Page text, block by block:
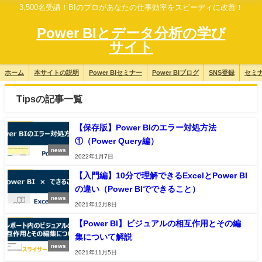
3,500名受講！BIのプロがあなたの仕事効率をスピーディに改善！
Power BIとデータ分析の学び
サイト
ホーム 本サイトの説明 Power BIセミナー Power BIブログ SNS登録 セミ
Tipsの記事一覧
news
【保存版】Power BIのエラー対処方法
①（Power Query編）
2022年1月7日
news
【入門編】10分で理解できるExcelとPower BI
の違い（Power BIでできること）
2021年12月8日
news
【Power BI】ビジュアルの相互作用とその編
集について解説
2021年11月5日